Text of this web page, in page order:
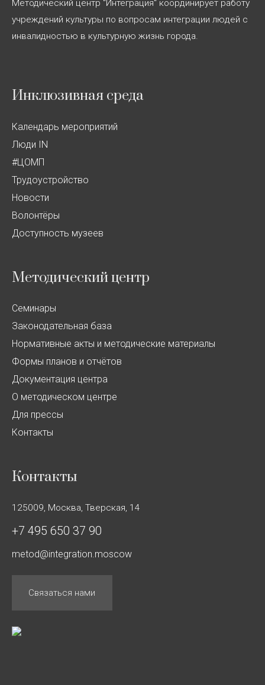
Методический центр "Интеграция" координирует работу
учреждений культуры по вопросам интеграции людей с
инвалидностью в культурную жизнь города.
Инклюзивная среда
Календарь мероприятий
Люди IN
#ЦОМП
Трудоустройство
Новости
Волонтёры
Доступность музеев
Методический центр
Семинары
Законодательная база
Нормативные акты и методические материалы
Формы планов и отчётов
Документация центра
О методическом центре
Для прессы
Контакты
Контакты
125009, Москва, Тверская, 14
+7 495 650 37 90
metod@integration.moscow
Связаться нами